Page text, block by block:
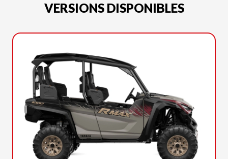
VERSIONS DISPONIBLES